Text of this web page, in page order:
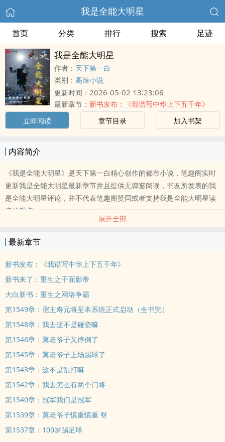
我是全能大明星
首页 分类 排行 搜索 足迹
我是全能大明星
作者： 天下第一白
类别： 高辣小说
更新时间： 2026-05-02 13:23:06
最新章节： 新书发布：《我谱写中华上下五千年》
立即阅读
章节目录 加入书架
内容简介
《我是全能大明星》是天下第一白精心创作的都市小说，笔趣阁实时
更新我是全能大明星最新章节并且提供无弹窗阅读，书友所发表的我
是全能大明星评论，并不代表笔趣阁赞同或者支持我是全能大明星读
者的观点。
展开全部
最新章节
新书发布：《我谱写中华上下五千年》
新书来了：重生之千面影帝
大白新书：重生之网络争霸
第1549章：宿主寿元将至本系统正式启动（全书完）
第1548章：我去这不是碰瓷嘛
第1546章：莫老爷子又摔倒了
第1545章：莫老爷子上场踢球了
第1543章：这不是乱打嘛
第1542章：我去怎么有两个门将
第1540章：冠军我们是冠军
第1539章：莫老爷子慎重慎重 呀
第1537章：100岁踢足球